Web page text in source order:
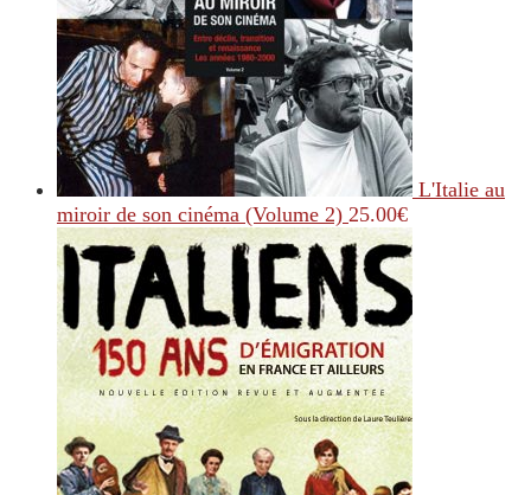
L'Italie au
miroir de son cinéma (Volume 2) 25.00€